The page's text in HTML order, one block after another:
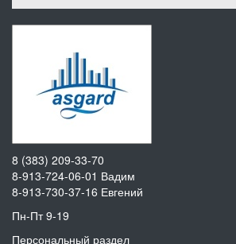
8 (383) 209-33-70
8-913-724-06-01 Вадим
8-913-730-37-16 Евгений
Пн-Пт 9-19
Персональный раздел